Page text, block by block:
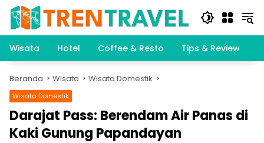
Langsung
konten
Wisata
Hotel Coffee & Resto Tips & Review
Beranda Wisata Wisata Domestik
Wisata Domestik
Darajat Pass: Berendam Air Panas di
Kaki Gunung Papandayan